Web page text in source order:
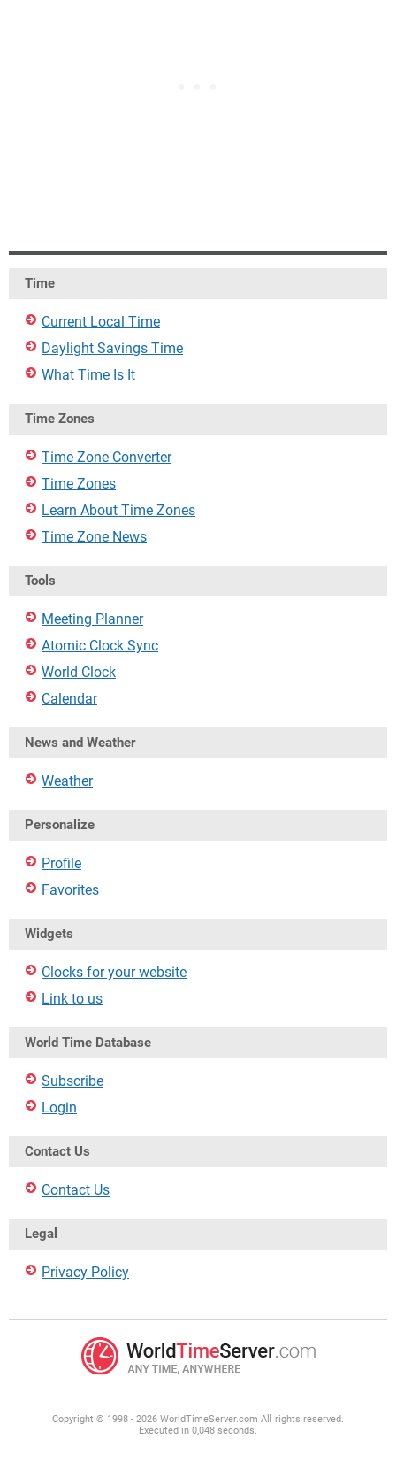
Time
Current Local Time
Daylight Savings Time
What Time Is It
Time Zones
Time Zone Converter
Time Zones
Learn About Time Zones
Time Zone News
Tools
Meeting Planner
Atomic Clock Sync
World Clock
Calendar
News and Weather
Weather
Personalize
Profile
Favorites
Widgets
Clocks for your website
Link to us
World Time Database
Subscribe
Login
Contact Us
Contact Us
Legal
Privacy Policy
Copyright © 1998 - 2026 WorldTimeServer.com All rights reserved.
Executed in 0,048 seconds.